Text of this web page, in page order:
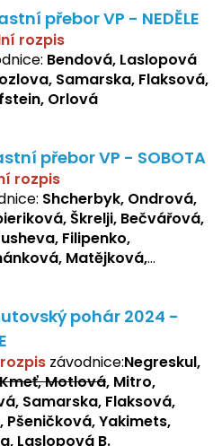
přebor VP - NEDĚLE
rozpis
Bendová, Laslopová
Samarska, Flaksová,
Orlová
přebor VP - SOBOTA
rozpis
Shcherbyk, Ondrová,
Škrelji, Bečvářová,
Filipenko,
Matějková,
Repetska, Lukas,
Mitro
pohár 2024 -
závodnice:Negreskul,
Kmeť, Motlová, Mitro,
Samarska, Flaksová,
Pšeničková, Yakimets,
Laslopová B.